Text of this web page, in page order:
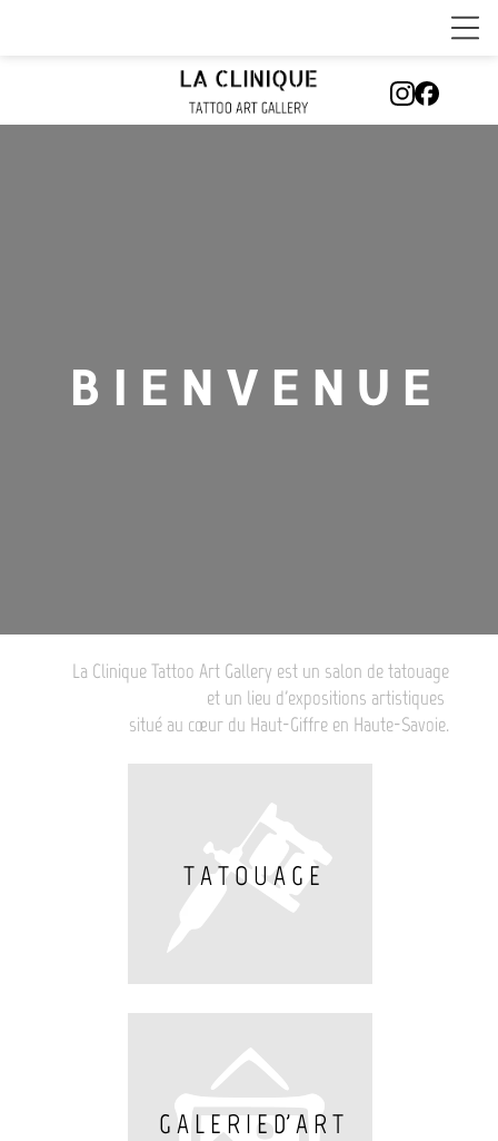
B I E N V E N U E
La Clinique Tattoo Art Gallery est un salon de tatouage
et un lieu d'expositions artistiques
situé au cœur du Haut-Giffre en Haute-Savoie.
T A T O U A G E
G A L E R I E D' A R T